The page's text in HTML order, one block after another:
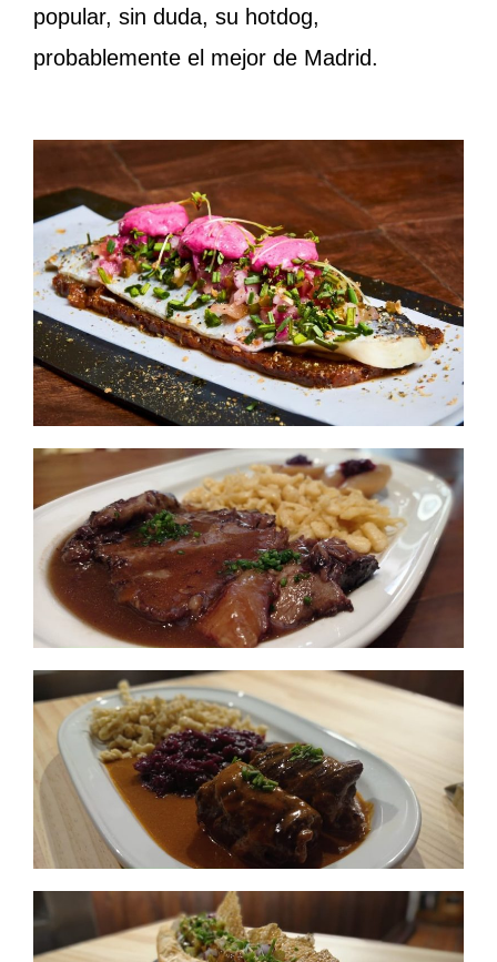
popular, sin duda, su hotdog,
probablemente el mejor de Madrid.